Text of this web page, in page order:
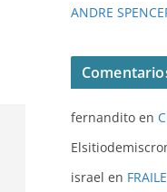
ANDRE
fernandito en
israel en FRAILE